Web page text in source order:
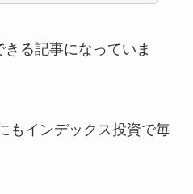
る記事になっていま
もインデックス投資で毎